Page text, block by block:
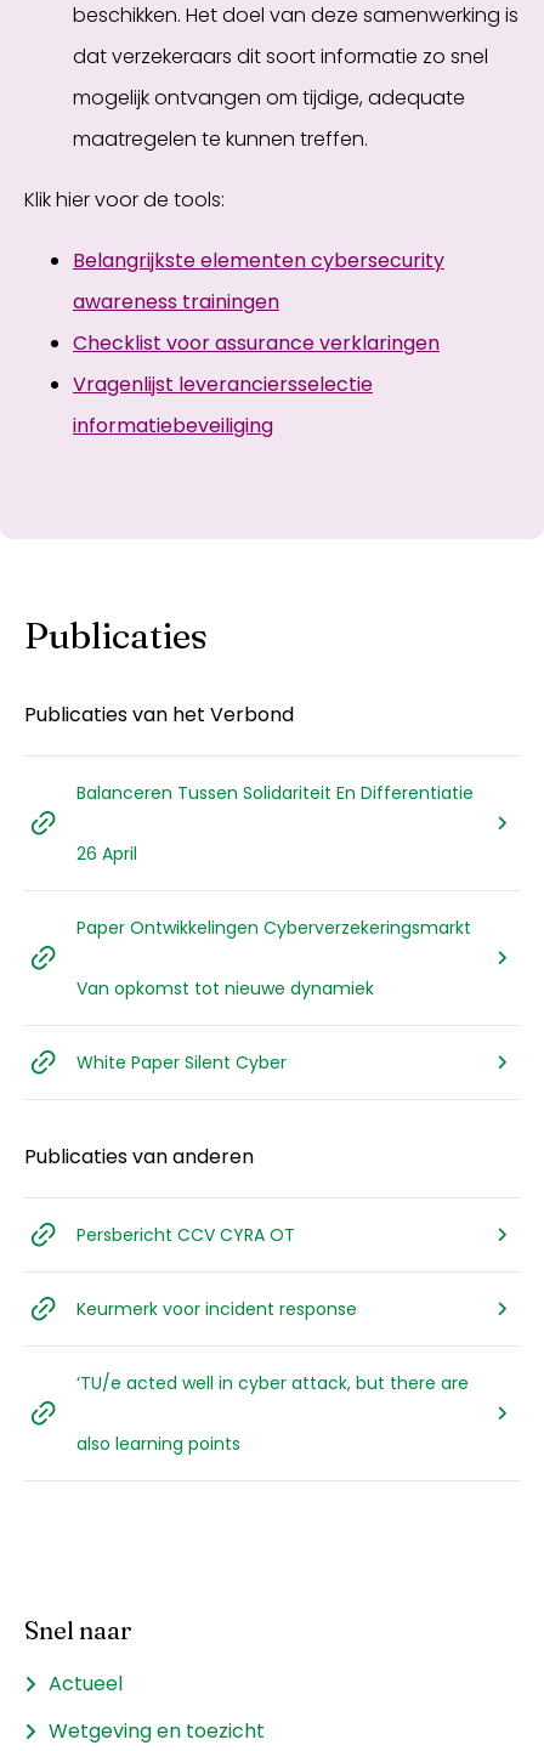
beschikken. Het doel van deze samenwerking is
dat verzekeraars dit soort informatie zo snel
mogelijk ontvangen om tijdige, adequate
maatregelen te kunnen treffen.
Klik hier voor de tools:
Belangrijkste elementen cybersecurity
awareness trainingen
Checklist voor assurance verklaringen
Vragenlijst leveranciersselectie
informatiebeveiliging
Publicaties
Publicaties van het Verbond
Balanceren Tussen Solidariteit En Differentiatie
26 April
Paper Ontwikkelingen Cyberverzekeringsmarkt
Van opkomst tot nieuwe dynamiek
White Paper Silent Cyber
Publicaties van anderen
Persbericht CCV CYRA OT
Keurmerk voor incident response
‘TU/e acted well in cyber attack, but there are
also learning points
Snel naar
Actueel
Wetgeving en toezicht